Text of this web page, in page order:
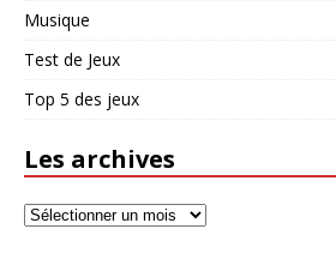
Musique
Test de Jeux
Top 5 des jeux
Les archives